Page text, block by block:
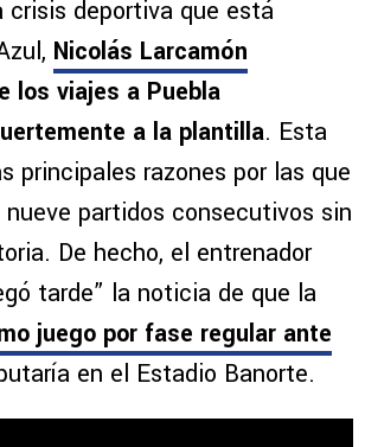
crisis deportiva que está
Nicolás Larcamón
los viajes a Puebla
a la plantilla. Esta
principales razones por las que
partidos consecutivos sin
De hecho, el entrenador
tarde” la noticia de que la
juego por fase regular ante
en el Estadio Banorte.